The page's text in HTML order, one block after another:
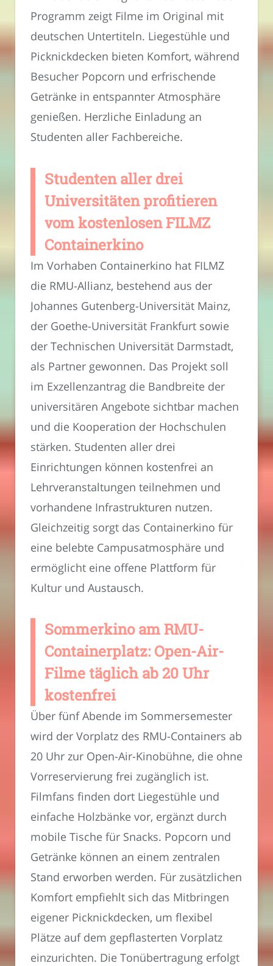
Programm zeigt Filme im Original mit
deutschen Untertiteln. Liegestühle und
Picknickdecken bieten Komfort, während
Besucher Popcorn und erfrischende
Getränke in entspannter Atmosphäre
genießen. Herzliche Einladung an
Studenten aller Fachbereiche.
Studenten aller drei
Universitäten profitieren
vom kostenlosen FILMZ
Containerkino
Im Vorhaben Containerkino hat FILMZ
die RMU-Allianz, bestehend aus der
Johannes Gutenberg-Universität Mainz,
der Goethe-Universität Frankfurt sowie
der Technischen Universität Darmstadt,
als Partner gewonnen. Das Projekt soll
im Exzellenzantrag die Bandbreite der
universitären Angebote sichtbar machen
und die Kooperation der Hochschulen
stärken. Studenten aller drei
Einrichtungen können kostenfrei an
Lehrveranstaltungen teilnehmen und
vorhandene Infrastrukturen nutzen.
Gleichzeitig sorgt das Containerkino für
eine belebte Campusatmosphäre und
ermöglicht eine offene Plattform für
Kultur und Austausch.
Sommerkino am RMU-
Containerplatz: Open-Air-
Filme täglich ab 20 Uhr
kostenfrei
Über fünf Abende im Sommersemester
wird der Vorplatz des RMU-Containers ab
20 Uhr zur Open-Air-Kinobühne, die ohne
Vorreservierung frei zugänglich ist.
Filmfans finden dort Liegestühle und
einfache Holzbänke vor, ergänzt durch
mobile Tische für Snacks. Popcorn und
Getränke können an einem zentralen
Stand erworben werden. Für zusätzlichen
Komfort empfiehlt sich das Mitbringen
eigener Picknickdecken, um flexibel
Plätze auf dem gepflasterten Vorplatz
einzurichten. Die Tonübertragung erfolgt